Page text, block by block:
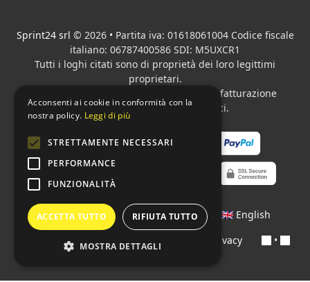
Sprint24 srl © 2026 • Partita iva: 01618061004 Codice fiscale
italiano: 06787400586 SDI: M5UXCR1
Tutti i loghi citati sono di proprietà dei loro legittimi
proprietari.
adibita alla fatturazione
elettronica per gli Enti pubblici.
Lingue: 🇮🇹 Italiano • 🇫🇷 Français
🇬🇧 English
• Condizioni di pagamento Privacy •
Acconsenti ai cookie in conformità con la
nostra policy. Leggi di più
STRETTAMENTE NECESSARI
PERFORMANCE
FUNZIONALITÀ
ACCETTA TUTTO RIFIUTA TUTTO
MOSTRA DETTAGLI